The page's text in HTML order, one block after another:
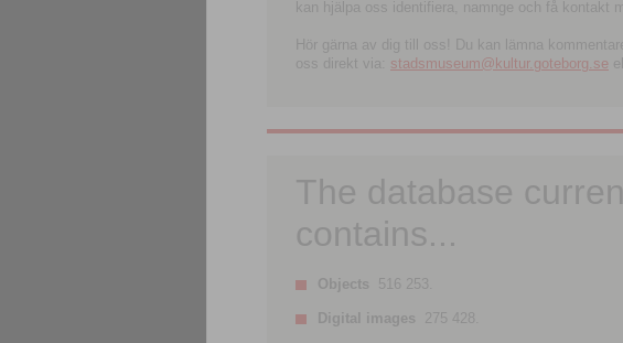
kan hjälpa oss identifiera, namnge och få kontakt
Hör gärna av dig till oss! Du kan lämna
oss direkt via: stadsmuseum@kultur.goteborg.se
The database
contains...
Objects 516 253.
Digital images 275 428.